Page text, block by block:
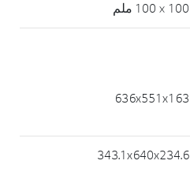
100 × 100 ملم
636x551x163
343.1x640x234.6